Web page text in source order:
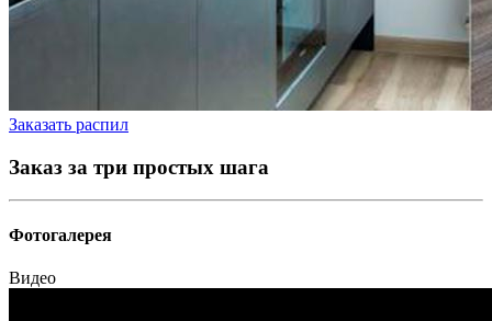
Заказать распил
Заказ за три простых шага
Фотогалерея
Видео